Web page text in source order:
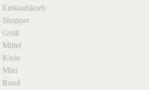
Einkaufskorb
Shopper
Groß
Mittel
Klein
Mini
Rund